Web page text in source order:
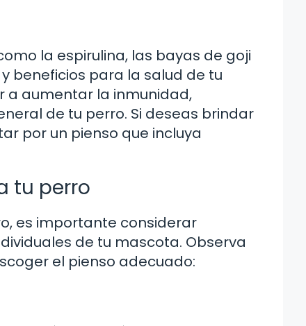
la espirulina, las bayas de goji
beneficios para la salud de tu
a aumentar la inmunidad,
de tu perro. Si deseas brindar
por un pienso que incluya
tu perro
es importante considerar
de tu mascota. Observa
el pienso adecuado: